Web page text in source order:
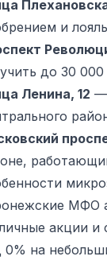
и
до 30
Ленина, 12 —
МФО
акции
0% на